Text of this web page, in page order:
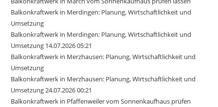
Balkonkraftwerk in Merdingen: Planung, Wirtschaftlichkeit und
Umsetzung
Balkonkraftwerk in Merdingen: Planung, Wirtschaftlichkeit und
Umsetzung 14.07.2026 05:21
Balkonkraftwerk in Merzhausen: Planung, Wirtschaftlichkeit und
Umsetzung
Balkonkraftwerk in Merzhausen: Planung, Wirtschaftlichkeit und
Umsetzung 24.07.2026 00:21
Balkonkraftwerk in Pfaffenweiler vom Sonnenkaufhaus prüfen